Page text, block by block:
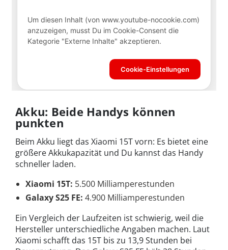
Akku: Beide Handys können
punkten
Beim Akku liegt das Xiaomi 15T vorn: Es bietet eine
größere Akkukapazität und Du kannst das Handy
schneller laden.
Xiaomi 15T: 5.500 Milliamperestunden
Galaxy S25 FE: 4.900 Milliamperestunden
Ein Vergleich der Laufzeiten ist schwierig, weil die
Hersteller unterschiedliche Angaben machen. Laut
Xiaomi schafft das 15T bis zu 13,9 Stunden bei